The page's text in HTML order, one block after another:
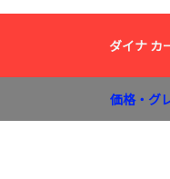
ダイナ カ
価格・グ